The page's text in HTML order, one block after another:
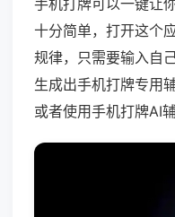
手机打牌可以一键让
十分简单，打开这个
规律，只需要输入自
生成出手机打牌专用
或者使用手机打牌AI